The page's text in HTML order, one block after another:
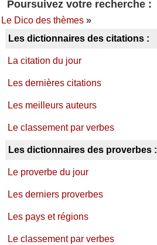
Poursuivez votre recherche :
Le Dico des thèmes»
Les dictionnaires des citations :
La citation du jour
Les dernières citations
Les meilleurs auteurs
Le classement par verbes
Les dictionnaires des proverbes :
Le proverbe du jour
Les derniers proverbes
Les pays et régions
Le classement par verbes